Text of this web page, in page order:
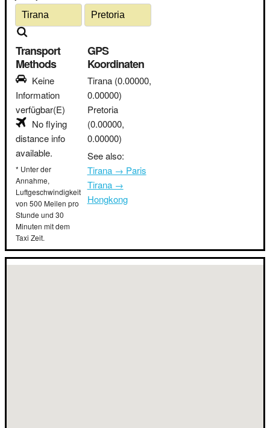
Transport
Methods
Keine
Information
verfügbar(E)
No flying
distance info
available.
* Unter der
Annahme,
Luftgeschwindigkeit
von 500 Meilen pro
Stunde und 30
Minuten mit dem
Taxi Zeit.
GPS
Koordinaten
Tirana (0.00000,
0.00000)
Pretoria
(0.00000,
0.00000)
See also:
Tirana → Paris
Tirana →
Hongkong